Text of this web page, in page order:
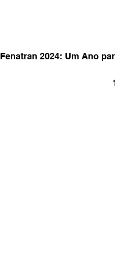
Fenatran 2024: Um Ano